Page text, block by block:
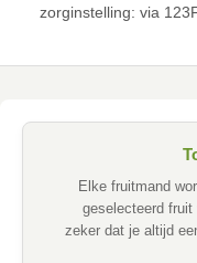
zorginstelling: via
Elke fruitmand
geselecteerd
zeker dat je altijd